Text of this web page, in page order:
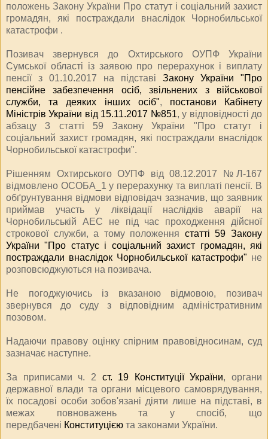
положень Закону України Про статут і соціальний захист
громадян, які постраждали внаслідок Чорнобильської
катастрофи .
Позивач звернувся до Охтирського ОУПФ України
Сумської області із заявою про перерахунок і виплату
пенсії з 01.10.2017 на підставі Закону України "Про
пенсійне забезпечення осіб, звільнених з військової
служби, та деяких інших осіб", постанови Кабінету
Міністрів України від 15.11.2017 №851, у відповідності до
абзацу 3 статті 59 Закону України "Про статут і
соціальний захист громадян, які постраждали внаслідок
Чорнобильської катастрофи".
Рішенням Охтирського ОУПФ від 08.12.2017 №Л-167
відмовлено ОСОБА_1 у перерахунку та виплаті пенсії. В
обґрунтування відмови відповідач зазначив, що заявник
приймав участь у ліквідації наслідків аварії на
Чорнобильській АЕС не під час проходження дійсної
строкової служби, а тому положення статті 59 Закону
України "Про статус і соціальний захист громадян, які
постраждали внаслідок Чорнобильської катастрофи" не
розповсюджуються на позивача.
Не погоджуючись із вказаною відмовою, позивач
звернувся до суду з відповідним адміністративним
позовом.
Надаючи правову оцінку спірним правовідносинам, суд
зазначає наступне.
За приписами ч. 2 ст. 19 Конституції України, органи
державної влади та органи місцевого самоврядування,
їх посадові особи зобов'язані діяти лише на підставі, в
межах повноважень та у спосіб, що
передбачені Конституцією та законами України.